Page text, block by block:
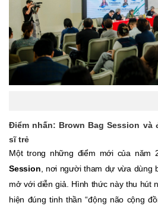
Điểm nhấn: Brown Bag Session
sĩ trẻ
Một trong những điểm mới của năm
Session , nơi người tham dự vừa dùng
mở với diễn giả. Hình thức này thu hút
hiện đúng tinh thần “động não cộng